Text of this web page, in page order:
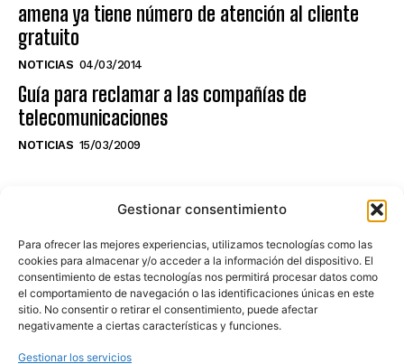
Gestionar consentimiento
Para ofrecer las mejores experiencias, utilizamos tecnologías como las
cookies para almacenar y/o acceder a la información del dispositivo. El
consentimiento de estas tecnologías nos permitirá procesar datos como
el comportamiento de navegación o las identificaciones únicas en este
sitio. No consentir o retirar el consentimiento, puede afectar
negativamente a ciertas características y funciones.
Gestionar los servicios
amena ya tiene número de atención al cliente
gratuito
NOTICIAS 04/03/2014
Guía para reclamar a las compañías de
telecomunicaciones
NOTICIAS 15/03/2009
NO TE PIERDAS LO ÚLTIMO DEL CANAL
Haz clic en «Estoy de acuerdo» para
activar Youtube
POLÍTICA DE COOKIES